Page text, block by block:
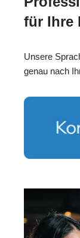
für Ihre
Unsere
genau nach